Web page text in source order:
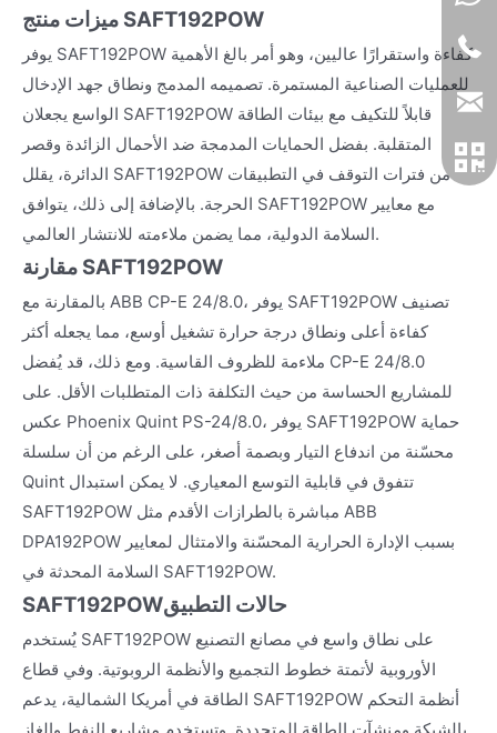
ميزات منتج SAFT192POW
يوفر SAFT192POW كفاءة واستقرارًا عاليين، وهو أمر بالغ الأهمية
للعمليات الصناعية المستمرة. تصميمه المدمج ونطاق جهد الإدخال
الواسع يجعلان SAFT192POW قابلاً للتكيف مع بيئات الطاقة
المتقلبة. بفضل الحمايات المدمجة ضد الأحمال الزائدة وقصر
الدائرة، يقلل SAFT192POW من فترات التوقف في التطبيقات
الحرجة. بالإضافة إلى ذلك، يتوافق SAFT192POW مع معايير
السلامة الدولية، مما يضمن ملاءمته للانتشار العالمي.
مقارنة SAFT192POW
بالمقارنة مع ABB CP-E 24/8.0، يوفر SAFT192POW تصنيف
كفاءة أعلى ونطاق درجة حرارة تشغيل أوسع، مما يجعله أكثر
ملاءمة للظروف القاسية. ومع ذلك، قد يُفضل CP-E 24/8.0
للمشاريع الحساسة من حيث التكلفة ذات المتطلبات الأقل. على
عكس Phoenix Quint PS-24/8.0، يوفر SAFT192POW حماية
محسّنة من اندفاع التيار وبصمة أصغر، على الرغم من أن سلسلة
Quint تتفوق في قابلية التوسع المعياري. لا يمكن استبدال
SAFT192POW مباشرة بالطرازات الأقدم مثل ABB
DPA192POW بسبب الإدارة الحرارية المحسّنة والامتثال لمعايير
السلامة المحدثة في SAFT192POW.
SAFT192POWحالات التطبيق
يُستخدم SAFT192POW على نطاق واسع في مصانع التصنيع
الأوروبية لأتمتة خطوط التجميع والأنظمة الروبوتية. وفي قطاع
الطاقة في أمريكا الشمالية، يدعم SAFT192POW أنظمة التحكم
بالشبكة ومنشآت الطاقة المتجددة. وتستخدم مشاريع النفط والغاز